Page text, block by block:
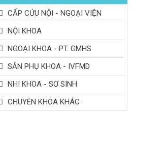
CẤP CỨU NỘI - NGOẠI VIỆN
NỘI KHOA
NGOẠI KHOA - PT. GMHS
SẢN PHỤ KHOA - IVFMD
NHI KHOA - SƠ SINH
CHUYÊN KHOA KHÁC